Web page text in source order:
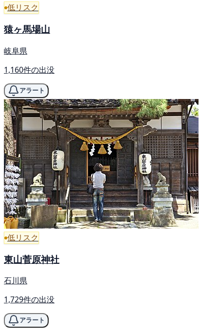
低リスク
猿ヶ馬場山
岐阜県
1,160件の出没
アラート
低リスク
東山菅原神社
石川県
1,729件の出没
アラート